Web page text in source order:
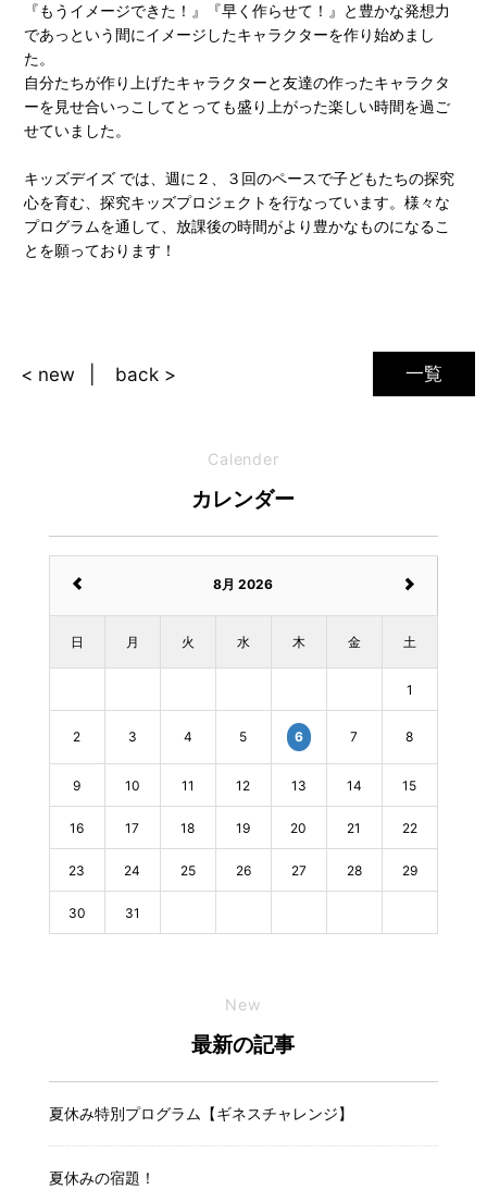
『もうイメージできた！』『早く作らせて！』と豊かな発想力
であっという間にイメージしたキャラクターを作り始めまし
た。
自分たちが作り上げたキャラクターと友達の作ったキャラクタ
ーを見せ合いっこしてとっても盛り上がった楽しい時間を過ご
せていました。
キッズデイズ では、週に２、３回のペースで子どもたちの探究
心を育む、探究キッズプロジェクトを行なっています。様々な
プログラムを通して、放課後の時間がより豊かなものになるこ
とを願っております！
一覧
< new back >
Calender
カレンダー
8月 2026
日 月 火 水 木 金 土
1
2 3 4 5 6 7 8
9 10 11 12 13 14 15
16 17 18 19 20 21 22
23 24 25 26 27 28 29
30 31
New
最新の記事
夏休み特別プログラム【ギネスチャレンジ】
夏休みの宿題！